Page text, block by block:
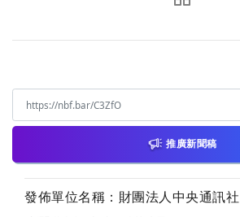
推廣新聞稿
發佈單位名稱：財團法人中央通訊社